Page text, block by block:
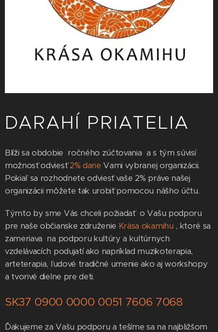
DARAHÍ PRIATELIA
Blíži sa obdobie ročného zúčtovania a s tým súvisí
možnosť odviesť2% daneVami vybranej organizácii.
Pokiaľ sa rozhodnete odviesť vaše 2% práve našej
organizácii môžete tak urobiť pomocou nášho účtu.
Týmto by sme Vás chceli požiadať o Vašu podporu
pre naše občianske združenie Krása okamihu , ktoré sa
zameriava na podporu kultúry a kultúrnych
vzdelávacích podujatí ako napríklad muzikoterapia,
arteterapia, ľudové tradičné umenie ako aj workshopy
a tvorivé dielne pre deti.
SK37 0900 0000 0051 7606 7068
Ďakujeme za Vašu podporu a tešíme sa na najbližšom